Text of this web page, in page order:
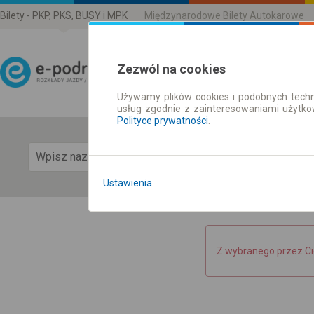
Bilety - PKP, PKS, BUSY i MPK Międzynarodowe Bilety Autokarowe
Rozkład Jazdy | Bilety
Z wybranego przez
Zezwól na cookies
Używamy plików cookies i podobnych
usług zgodnie z zainteresowaniami
Polityce prywatności
Ustawienia